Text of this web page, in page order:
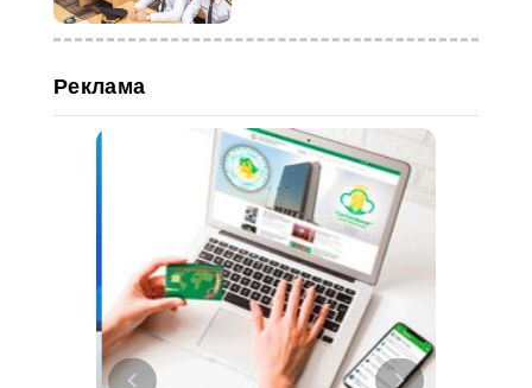
Реклама